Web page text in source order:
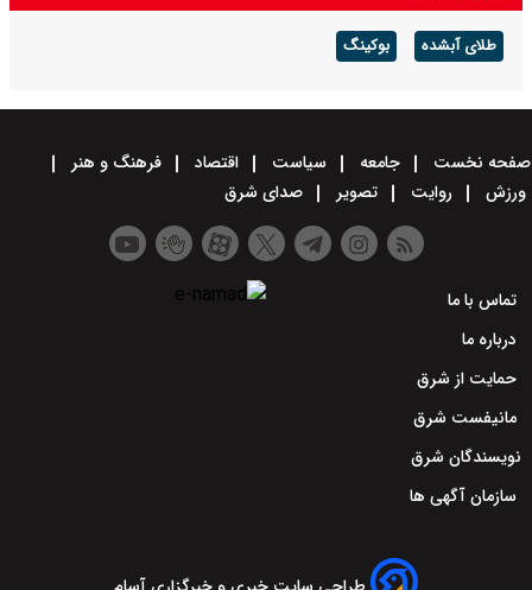
طلای آبشده بوکینگ
صفحه نخست جامعه سیاست اقتصاد
فرهنگ و هنر
ورزش
روایت تصویر صدای شرق
تماس با ما
درباره ما
حمایت از شرق
مانیفست شرق
نویسندگان شرق
سازمان آگهی ها